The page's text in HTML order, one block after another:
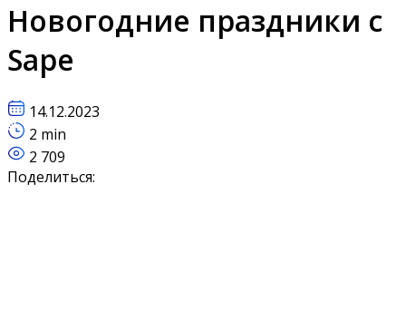
Новогодние праздники c
Sape
14.12.2023
2 min
2 709
Поделиться: